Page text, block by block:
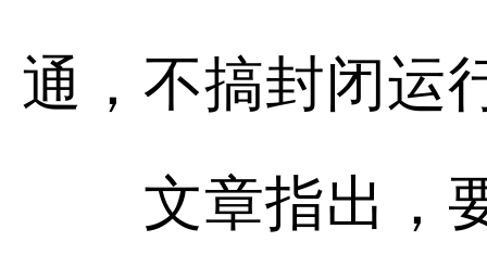
通，不搞封闭运
文章指出，要